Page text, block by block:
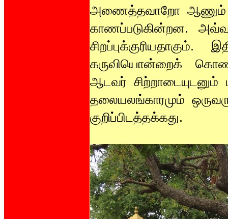
அணைத்தவாறோ ஆணும்
காணப்படுகின்றன.
கருவியொன்றைக்
ஆடவர்
தலையலங்காரமும்
குறிப்பிடத்தக்கது.